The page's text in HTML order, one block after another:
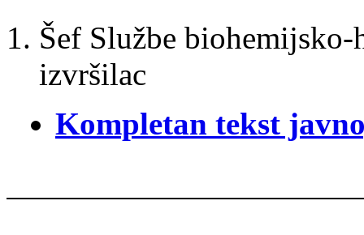
Šef Službe
izvršilac
Kompletan tekst